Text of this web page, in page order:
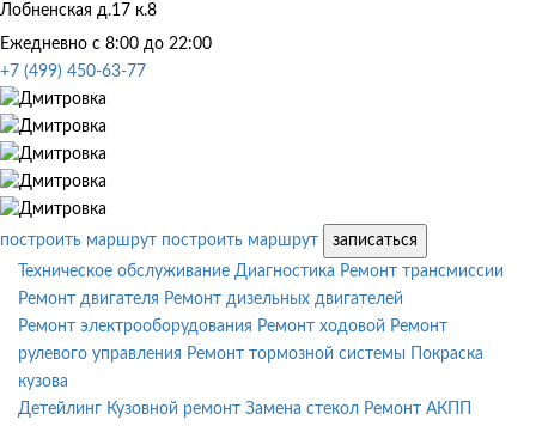
Лобненская д.17 к.8
Ежедневно с 8:00 до 22:00
+7 (499) 450-63-77
построить маршрут построить маршрут
записаться
Техническое обслуживание Диагностика Ремонт трансмиссии
Ремонт двигателя Ремонт дизельных двигателей
Ремонт электрооборудования Ремонт ходовой Ремонт
рулевого управления Ремонт тормозной системы
Покраска
кузова
Детейлинг Кузовной ремонт Замена стекол Ремонт АКПП